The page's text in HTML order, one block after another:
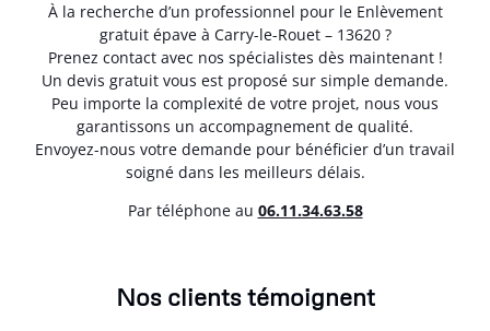
À la recherche d’un professionnel pour le Enlèvement
gratuit épave à Carry-le-Rouet – 13620 ?
Prenez contact avec nos spécialistes dès maintenant !
Un devis gratuit vous est proposé sur simple demande.
Peu importe la complexité de votre projet, nous vous
garantissons un accompagnement de qualité.
Envoyez-nous votre demande pour bénéficier d’un travail
soigné dans les meilleurs délais.
Par téléphone au 06.11.34.63.58
Nos clients témoignent